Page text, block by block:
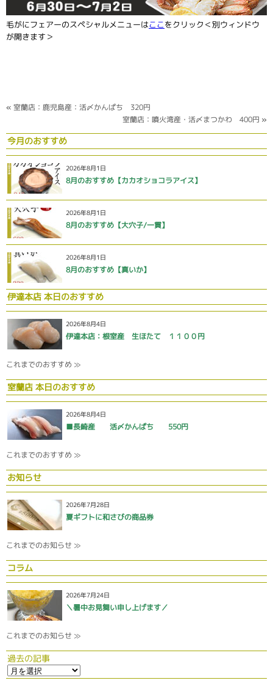
毛がにフェアーのスペシャルメニューはここをクリック＜別ウィンドウ
が開きます＞
« 室蘭店：鹿児島産：活〆かんぱち 320円
室蘭店：噴火湾産・活〆まつかわ 400円 »
今月のおすすめ
2026年8月1日
8月のおすすめ【カカオショコラアイス】
2026年8月1日
8月のおすすめ【大穴子/一貫】
2026年8月1日
8月のおすすめ【真いか】
伊達本店 本日のおすすめ
2026年8月4日
伊達本店：根室産 生ほたて １１００円
これまでのおすすめ ≫
室蘭店 本日のおすすめ
2026年8月4日
■長崎産 活〆かんぱち 550円
これまでのおすすめ ≫
お知らせ
2026年7月28日
夏ギフトに和さびの商品券
これまでのお知らせ ≫
コラム
2026年7月24日
＼暑中お見舞い申し上げます／
これまでのお知らせ ≫
過去の記事